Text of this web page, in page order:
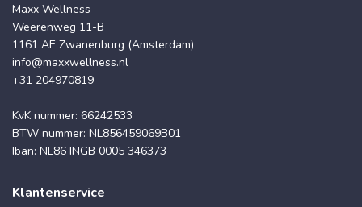
Maxx Wellness
Weerenweg 11-B
1161 AE Zwanenburg (Amsterdam)
info@maxxwellness.nl
+31 204970819
KvK nummer: 66242533
BTW nummer: NL856459069B01
Iban: NL86 INGB 0005 346373
Klantenservice